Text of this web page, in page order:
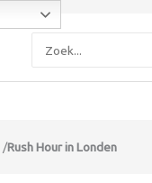
naar:
/Rush Hour in Londen